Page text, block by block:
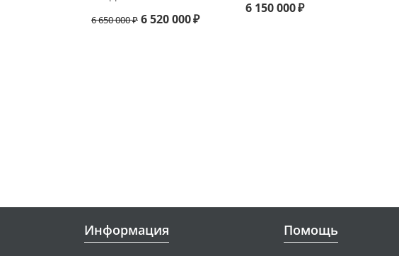
6 650 000₽ 6 520 000₽
6 150 000₽
Информация Помощь